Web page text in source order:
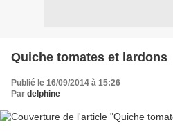
Quiche tomates et lardons
Publié le 16/09/2014 à 15:26
Par delphine